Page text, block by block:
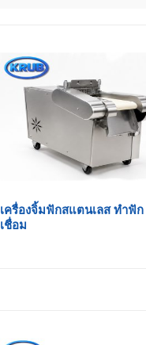
เครื่องจิ้มฟักสแตนเลส ทำฟัก
เชื่อม